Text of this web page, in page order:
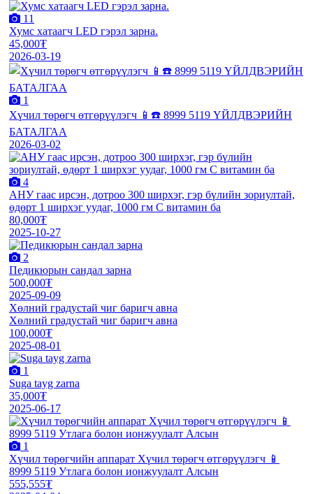
11
Хумс хатаагч LED гэрэл зарна.
45,000₮
2026-03-19
1
Хүчил төрөгч өтгөрүүлэгч 📱☎️ 8999 5119 ҮЙЛДВЭРИЙН
БАТАЛГАА
2026-03-02
4
АНУ гаас ирсэн, дотроо 300 ширхэг, гэр бүлийн зориултай,
өдөрт 1 ширхэг уудаг, 1000 гм С витамин ба
80,000₮
2025-10-27
2
Педикюрын сандал зарна
500,000₮
2025-09-09
Хөлний градустай чиг баригч авна
Хөлний градустай чиг баригч авна
100,000₮
2025-08-01
1
Suga tayg zarna
35,000₮
2025-06-17
1
Хүчил төрөгчийн аппарат Хүчил төрөгч өтгөрүүлэгч 📱
8999 5119 Утлага болон ионжуулалт Алсын
555,555₮